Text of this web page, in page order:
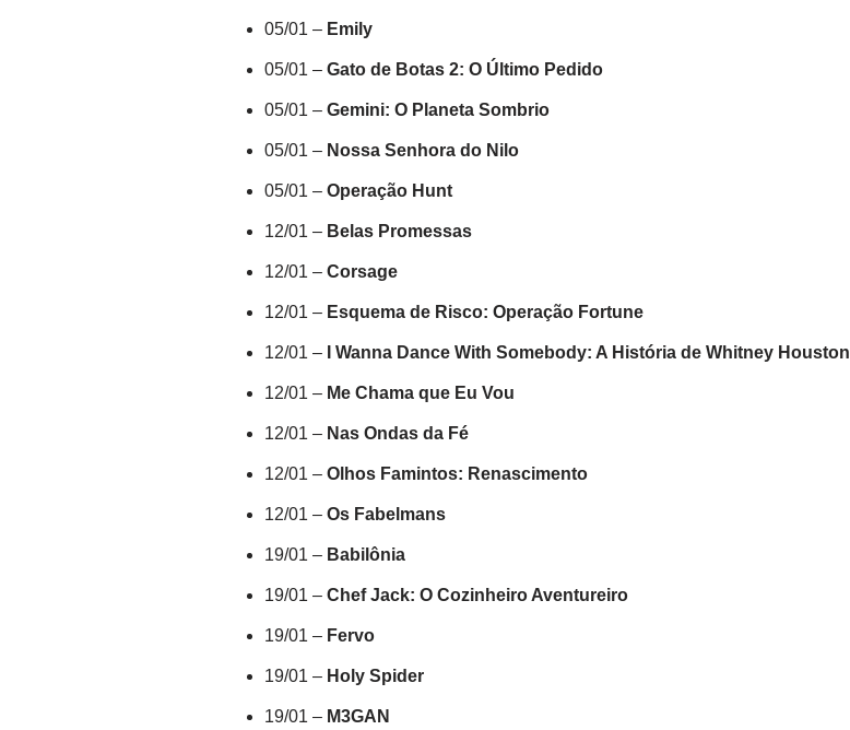
05/01 – Emily
05/01 – Gato de Botas 2: O Último Pedido
05/01 – Gemini: O Planeta Sombrio
05/01 – Nossa Senhora do Nilo
05/01 – Operação Hunt
12/01 – Belas Promessas
12/01 – Corsage
12/01 – Esquema de Risco: Operação Fortune
12/01 – I Wanna Dance With Somebody: A História de Whitney Houston
12/01 – Me Chama que Eu Vou
12/01 – Nas Ondas da Fé
12/01 – Olhos Famintos: Renascimento
12/01 – Os Fabelmans
19/01 – Babilônia
19/01 – Chef Jack: O Cozinheiro Aventureiro
19/01 – Fervo
19/01 – Holy Spider
19/01 – M3GAN